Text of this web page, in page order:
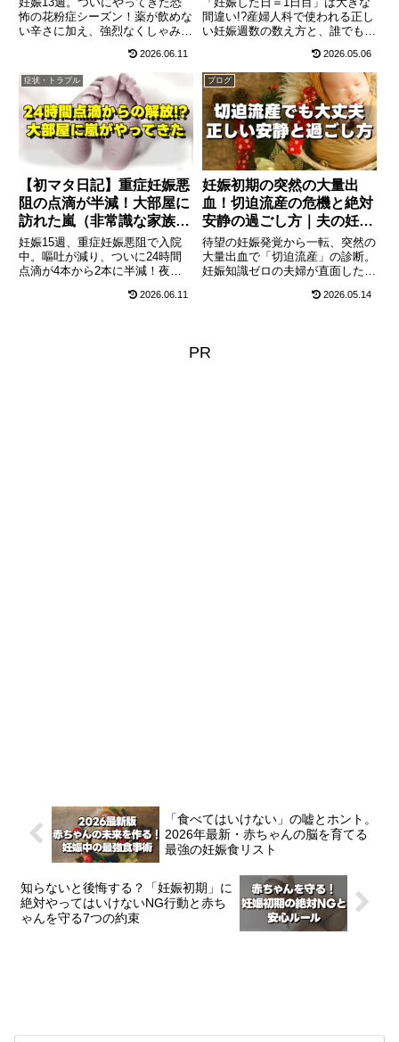
怖の花粉症シーズン！薬が飲めな
い辛さに加え、強烈なくしゃみを
ちゃんが出てきちゃうのでは!?」
と不安に…。妊婦の花粉症対策
と、絶対にやってはいけない注意
点をまとめました。
2026.06.11
間違い!?産婦人科で使われる正し
い妊娠週数の数え方と、誰でも簡
（ネーゲレの概算法）をわかりや
すく解説。生理不順の場合のズレ
や、エコーによる予定日修正、妊
娠判明後に今すぐ始めるべき葉酸
対策まで、プレママ必見の基礎知
識をまとめました。
2026.05.06
症状・トラブル
【初マタ日記】重症妊娠悪
阻の点滴が半減！大部屋に
訪れた嵐（非常識な家族）
と退院のリアル
妊娠15週、重症妊娠悪阻で入院
中。嘔吐が減り、ついに24時間
点滴が4本から2本に半減！夜は
束の間、大部屋に同室者の家族が
2026.06.11
ブログ
妊娠初期の突然の大量出
血！切迫流産の危機と絶対
安静の過ごし方｜夫の妊娠
体験記①
待望の妊娠発覚から一転、突然の
大量出血で「切迫流産」の診断。
妊娠知識ゼロの夫婦が直面した恐
夫）目線で綴る体験記連載第1
す。
2026.05.14
PR
「食べてはいけない」の嘘とホント。
2026年最新・赤ちゃんの脳を育てる
最強の妊娠食リスト
知らないと後悔する？「妊娠初期」に
絶対やってはいけないNG行動と赤ち
ゃんを守る7つの約束